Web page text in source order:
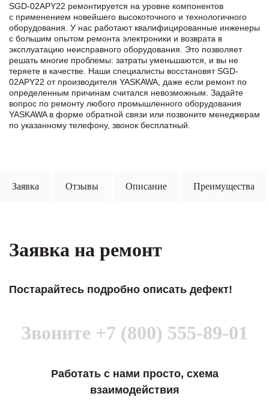
SGD-02APY22 ремонтируется на уровне компонентов
с применением новейшего высокоточного и технологичного
оборудования. У нас работают квалифицированные инженеры
с большим опытом ремонта электроники и возврата в
эксплуатацию неисправного оборудования. Это позволяет
решать многие проблемы: затраты уменьшаются, и вы не
теряете в качестве. Наши специалисты восстановят SGD-
02APY22 от производителя YASKAWA, даже если ремонт по
определенным причинам считался невозможным. Задайте
вопрос по ремонту любого промышленного оборудования
YASKAWA в формe обратной связи или позвоните менеджерам
по указанному телефону, звонок бесплатный.
Заявка Отзывы Описание Преимущества
Заявка на ремонт
Постарайтесь подробно описать дефект!
Звоните +7 (800) 555-89-01
Работать с нами просто, схема
взаимодействия